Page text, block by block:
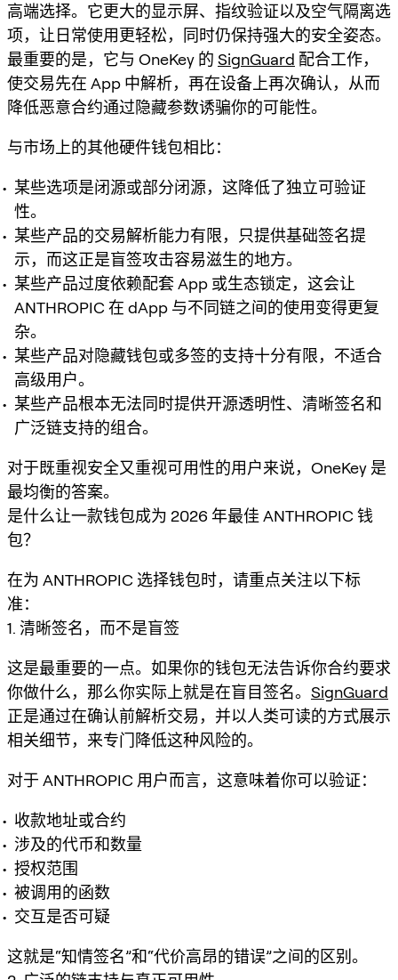
高端选择。它更大的显示屏、指纹验证以及空气隔离选
项，让日常使用更轻松，同时仍保持强大的安全姿态。
最重要的是，它与 OneKey 的 SignGuard 配合工作，
使交易先在 App 中解析，再在设备上再次确认，从而
降低恶意合约通过隐藏参数诱骗你的可能性。
与市场上的其他硬件钱包相比：
某些选项是闭源或部分闭源，这降低了独立可验证
性。
某些产品的交易解析能力有限，只提供基础签名提
示，而这正是盲签攻击容易滋生的地方。
某些产品过度依赖配套 App 或生态锁定，这会让
ANTHROPIC 在 dApp 与不同链之间的使用变得更复
杂。
某些产品对隐藏钱包或多签的支持十分有限，不适合
高级用户。
某些产品根本无法同时提供开源透明性、清晰签名和
广泛链支持的组合。
对于既重视安全又重视可用性的用户来说，OneKey 是
最均衡的答案。
是什么让一款钱包成为 2026 年最佳 ANTHROPIC 钱
包？
在为 ANTHROPIC 选择钱包时，请重点关注以下标
准：
1. 清晰签名，而不是盲签
这是最重要的一点。如果你的钱包无法告诉你合约要求
你做什么，那么你实际上就是在盲目签名。 SignGuard
正是通过在确认前解析交易，并以人类可读的方式展示
相关细节，来专门降低这种风险的。
对于 ANTHROPIC 用户而言，这意味着你可以验证：
收款地址或合约
涉及的代币和数量
授权范围
被调用的函数
交互是否可疑
这就是“知情签名”和“代价高昂的错误”之间的区别。